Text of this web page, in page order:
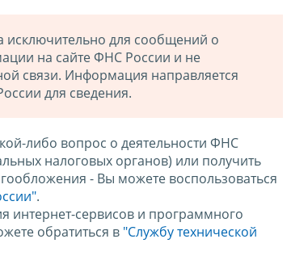
для сообщений о
на сайте ФНС России и не
связи. Информация направляется
для сведения.
либо вопрос о деятельности ФНС
налоговых органов) или получить
- Вы можете воспользоваться
.
интернет-сервисов и программного
обратиться в "Службу технической